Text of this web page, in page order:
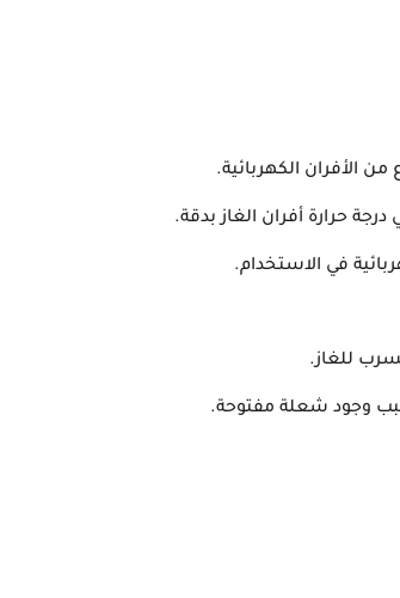
الأفران الكهربائية.
حرارة أفران الغاز بدقة.
في الاستخدام.
للغاز.
وجود شعلة مفتوحة.